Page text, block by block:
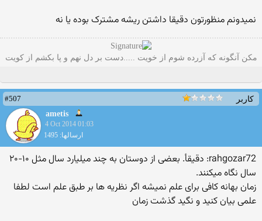
نمیدونم منظورتون دقیقا داشتن ریشه مشترک بوده یا نه
مکن آنگونه که آزرده شوم از خویت .....دست بر دل نهم و پا بکشم از کویت
کاربر
#507
ametis
4 Oct 2014 01:03
ارسالها: 1495
rahgozar72: دقیقأ. بعضی از دوستان به چند میلیارد سال مثل ۱۰-۲۰
سال نگاه میکنند.
زمان بهانه کافی برای علم نمیشه اگر نظریه ها بر طبق علم است لطفا
علمی بیان کنید و نگید گذشت زمان